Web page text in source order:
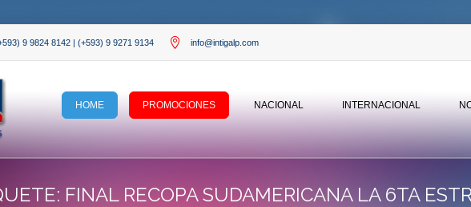
9 9824 8142 | (+593) 9 9271 9134 info@intigalp.com
HOME PROMOCIONES NACIONAL INTERNACIONAL
FINAL RECOPA SUDAMERICANA LA 6TA